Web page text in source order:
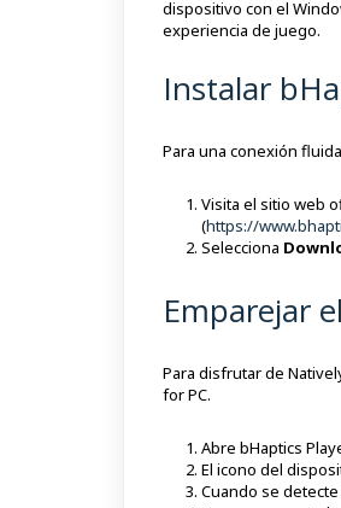
dispositivo con el
experiencia de juego.
Instalar
Para una conexión
Visita el sitio web
(https://
Selecciona
Emparejar
Para disfrutar de
for PC.
Abre bHaptics
El icono del
Cuando se